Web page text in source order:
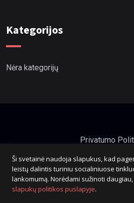
Kategorijos
Nėra kategorijų
Privatumo
Ši svetainė naudoja slapukus, kad
leistų dalintis turiniu socialiniuose
lankomumą. Norėdami sužinoti
slapukų politikos puslapyje.